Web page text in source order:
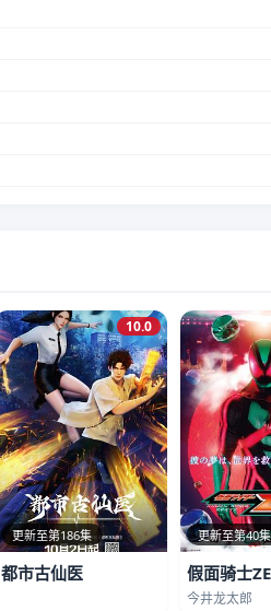
更新至第186集
10.0
都市古仙医
更新至第40集
假面骑士
今井龙太郎